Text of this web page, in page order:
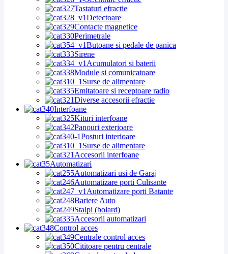
Tastaturi efractie
Detectoare
Contacte magnetice
Perimetrale
Butoane si pedale de panica
Sirene
Acumulatori si baterii
Module si comunicatoare
Surse de alimentare
Emitatoare si receptoare radio
Diverse accesorii efractie
Interfoane
Kituri interfoane
Panouri exterioare
Posturi interioare
Surse de alimentare
Accesorii interfoane
Automatizari
Automatizari usi de Garaj
Automatizare porti Culisante
Automatizare porti Batante
Bariere Auto
Stalpi (bolard)
Accesorii automatizari
Control acces
Centrale control acces
Cititoare pentru centrale